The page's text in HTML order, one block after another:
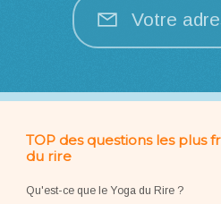
Votre
TOP des questions les plus
du rire
Qu'est-ce que le Yoga du Rire ?